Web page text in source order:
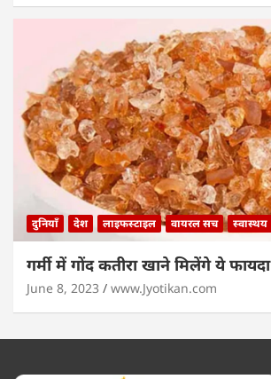
दुनियाँ देश लाइफस्टाइल वायरल सच स्वास्थय
गर्मी में गोंद कतीरा खाने मिलेंगे ये फायदा
June 8, 2023 www.Jyotikan.com